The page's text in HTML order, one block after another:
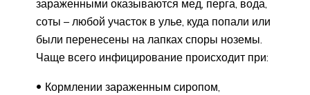
зараженными оказываются мед, перга, вода,
соты – любой участок в улье, куда попали или
были перенесены на лапках споры ноземы.
Чаще всего инфицирование происходит при:
Кормлении зараженным сиропом,